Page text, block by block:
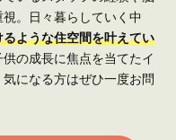
。日々暮らしていく中
ような住空間を叶えてい
の成長に焦点を当てたイ
になる方はぜひ一度お問